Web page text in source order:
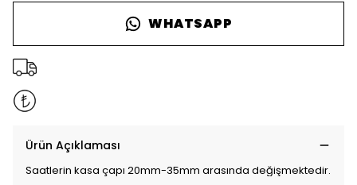
WHATSAPP
Ürün Açıklaması
Saatlerin kasa çapı 20mm-35mm arasında değişmektedir.